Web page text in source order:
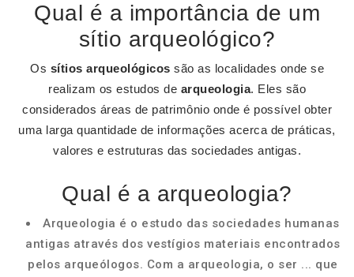
Qual é a importância de um
sítio arqueológico?
Os sítios arqueológicos são as localidades onde se
realizam os estudos de arqueologia. Eles são
considerados áreas de patrimônio onde é possível obter
uma larga quantidade de informações acerca de práticas,
valores e estruturas das sociedades antigas.
Qual é a arqueologia?
Arqueologia é o estudo das sociedades humanas
antigas através dos vestígios materiais encontrados
pelos arqueólogos. Com a arqueologia, o ser ... que